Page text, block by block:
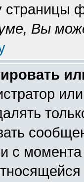
страницы
Вы
с